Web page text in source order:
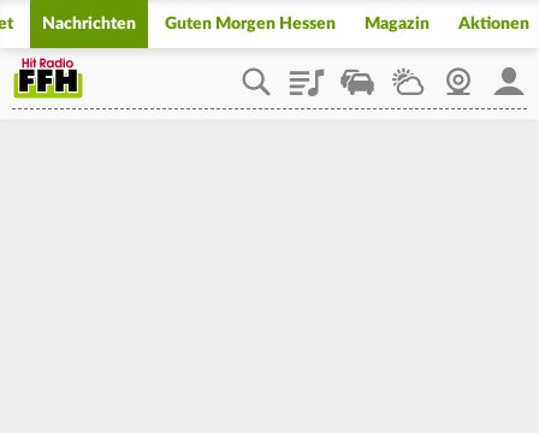
Nachrichten Guten Morgen Hessen Magazin Aktionen
PlaylistStaupilotWetterWebcam